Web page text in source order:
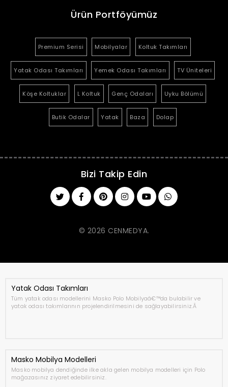
Ürün Portföyümüz
Premium Serisi Mobilyalar Koltuk Takımları
Yatak Odası Takımları Yemek Odası Takımları TV Üniteleri
Köşe Koltuklar L Koltuk Genç Odaları Uyku Bölümü
Butik Odalar Yatak Baza Dolap
Bizi Takip Edin
© 2026 CENMEDYA.
Yatak Odası Takımları
Tüm yatak odası modellerini Masko Polo Mobilyaâ€™da bulabilir ve
yatak odası takımlarının projelendirilmesini de sağlayabilirsiniz.Â
Masko Mobilya Modelleri
Masko mobilya dendiğinde ilke akla gelen mobilya modelleri için Polo
mağazasınız ziyaret edebilirsiniz.